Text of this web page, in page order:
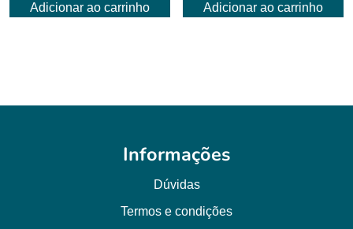
Adicionar ao carrinho Adicionar ao carrinho
Informações
Dúvidas
Termos e condições